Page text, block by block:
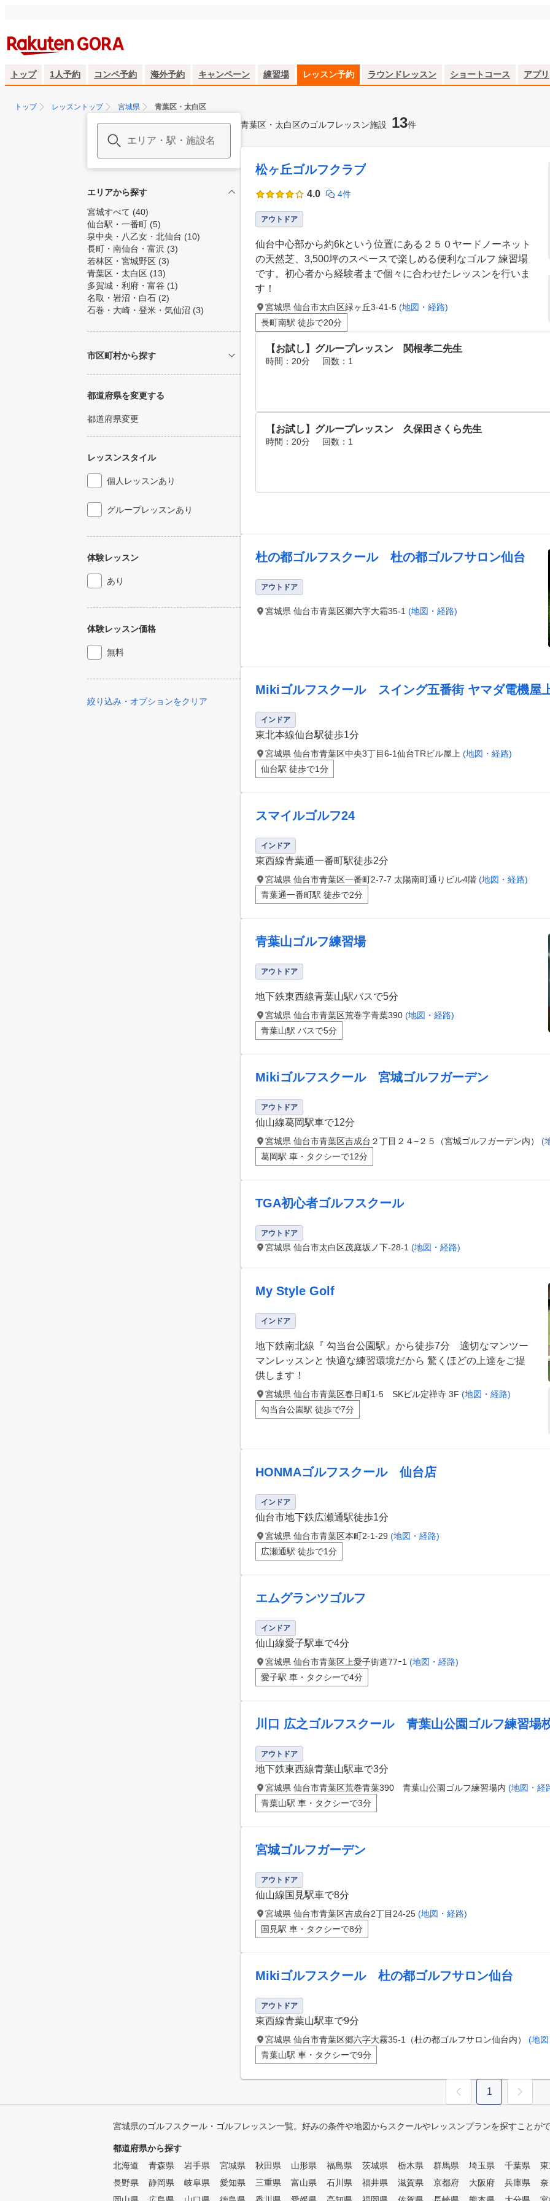
トップ 1人予約 コンペ予約 海外予約 キャンペーン 練習場 レッスン予約 ラウンドレッスン ショートコース アプリ
トップ レッスントップ 宮城県 青葉区・太白区
エリアから探す
宮城すべて (40)
仙台駅・一番町 (5)
泉中央・八乙女・北仙台 (10)
長町・南仙台・富沢 (3)
若林区・宮城野区 (3)
青葉区・太白区 (13)
多賀城・利府・富谷 (1)
名取・岩沼・白石 (2)
石巻・大崎・登米・気仙沼 (3)
市区町村から探す
都道府県を変更する
都道府県変更
レッスンスタイル
個人レッスンあり
グループレッスンあり
体験レッスン
あり
体験レッスン価格
無料
絞り込み・オプションをクリア
青葉区・太白区のゴルフレッスン施設 13件
松ヶ丘ゴルフクラブ
4.0 4件
アウトドア
仙台中心部から約6kという位置にある２５０ヤードノーネット
の天然芝、3,500坪のスペースで楽しめる便利なゴルフ 練習場
です。初心者から経験者まで個々に合わせたレッスンを行いま
す！
宮城県 仙台市太白区緑ヶ丘3-41-5 (地図・経路)
長町南駅 徒歩で20分
【お試し】グループレッスン 関根孝二先生
時間：20分 回数：1
【お試し】グループレッスン 久保田さくら先生
時間：20分 回数：1
杜の都ゴルフスクール 杜の都ゴルフサロン仙台
アウトドア
宮城県 仙台市青葉区郷六字大霜35-1 (地図・経路)
Mikiゴルフスクール スイング五番街 ヤマダ電機屋
インドア
東北本線仙台駅徒歩1分
宮城県 仙台市青葉区中央3丁目6-1仙台TRビル屋上 (地図・経路)
仙台駅 徒歩で1分
スマイルゴルフ24
インドア
東西線青葉通一番町駅徒歩2分
宮城県 仙台市青葉区一番町2-7-7 太陽南町通りビル4階 (地図・経路)
青葉通一番町駅 徒歩で2分
青葉山ゴルフ練習場
アウトドア
地下鉄東西線青葉山駅バスで5分
宮城県 仙台市青葉区荒巻字青葉390 (地図・経路)
青葉山駅 バスで5分
Mikiゴルフスクール 宮城ゴルフガーデン
アウトドア
仙山線葛岡駅車で12分
宮城県 仙台市青葉区吉成台２丁目２４−２５（宮城ゴルフガーデン内） (
葛岡駅 車・タクシーで12分
TGA初心者ゴルフスクール
アウトドア
宮城県 仙台市太白区茂庭坂ノ下-28-1 (地図・経路)
My Style Golf
インドア
地下鉄南北線『 勾当台公園駅』から徒歩7分 適切なマンツー
マンレッスンと 快適な練習環境だから 驚くほどの上達をご提
供します！
宮城県 仙台市青葉区春日町1-5 SKビル定禅寺 3F (地図・経路)
勾当台公園駅 徒歩で7分
HONMAゴルフスクール 仙台店
インドア
仙台市地下鉄広瀬通駅徒歩1分
宮城県 仙台市青葉区本町2-1-29 (地図・経路)
広瀬通駅 徒歩で1分
エムグランツゴルフ
インドア
仙山線愛子駅車で4分
宮城県 仙台市青葉区上愛子街道77ｰ1 (地図・経路)
愛子駅 車・タクシーで4分
川口 広之ゴルフスクール 青葉山公園ゴルフ練習場
アウトドア
地下鉄東西線青葉山駅車で3分
宮城県 仙台市青葉区荒巻青葉390 青葉山公園ゴルフ練習場内 (地図・経
青葉山駅 車・タクシーで3分
宮城ゴルフガーデン
アウトドア
仙山線国見駅車で8分
宮城県 仙台市青葉区吉成台2丁目24-25 (地図・経路)
国見駅 車・タクシーで8分
Mikiゴルフスクール 杜の都ゴルフサロン仙台
アウトドア
東西線青葉山駅車で9分
宮城県 仙台市青葉区郷六字大霧35-1（杜の都ゴルフサロン仙台内） (地
青葉山駅 車・タクシーで9分
1
宮城県のゴルフスクール・ゴルフレッスン一覧。好みの条件や地図からスクールやレッスンプランを探すことが
都道府県から探す
北海道
青森県 岩手県 宮城県 秋田県 山形県 福島県 茨城県 栃木県 群馬県 埼玉県 千葉県
長野県
静岡県 岐阜県 愛知県 三重県 富山県 石川県 福井県 滋賀県 京都府 大阪府 兵庫県